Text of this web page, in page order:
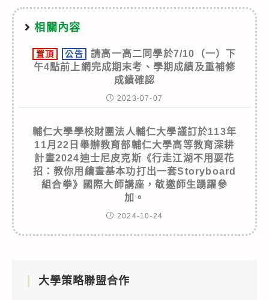
相關內容
置頂 公告
請高一高二同學於7/10（一）下
午4點前上網完成期末考、學期成績及重補修
成績確認
2023-07-07
輔仁大學學校財團法人輔仁大學謹訂於113年
11月22日舉辦教育部輔仁大學高等教育深耕
計畫2024迪士尼皮克斯《行走江湖不用耍花
招：教你用繪畫基本功打出一套Storyboard
組合拳》國際大師講座，敬邀師生踴躍參
加。
2024-10-24
大學策略聯盟合作